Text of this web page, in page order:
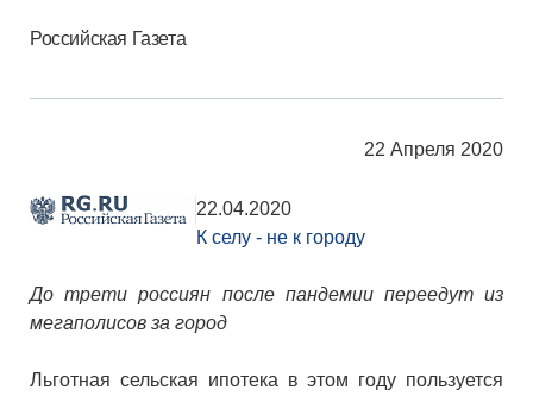
Российская Газета
22 Апреля 2020
22.04.2020
К селу - не к городу
До трети россиян после пандемии переедут из
мегаполисов за город
Льготная сельская ипотека в этом году пользуется